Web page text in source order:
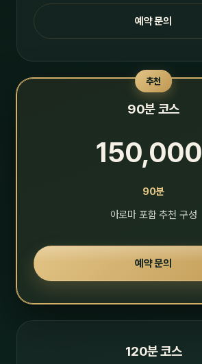
예약 문의
추천
90분 코스
150,000
90분
아로마 포함 추천 구성
예약 문의
120분 코스